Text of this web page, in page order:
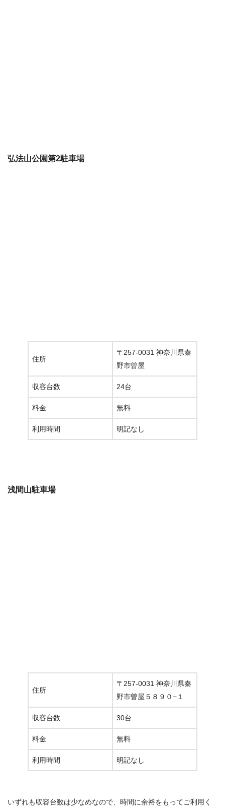
弘法山公園第2駐車場
住所
〒257-0031 神奈川県秦
野市曽屋
収容台数 24台
料金 無料
利用時間 明記なし
浅間山駐車場
住所
〒257-0031 神奈川県秦
野市曽屋５８９０−１
収容台数 30台
料金 無料
利用時間 明記なし
いずれも収容台数は少なめなので、時間に余裕をもってご利用く